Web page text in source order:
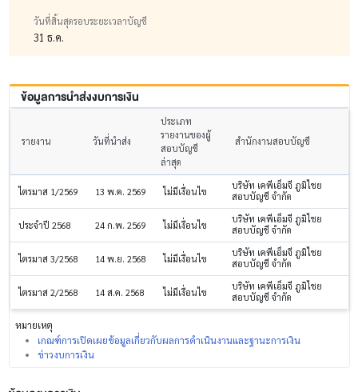
วันที่สิ้นสุดรอบระยะเวลาบัญชี
31 ธ.ค.
ข้อมูลการนำส่งงบการเงิน
รายงาน วันที่นำส่ง
ประเภท
รายงานของผู้
สอบบัญชี
ล่าสุด
สำนักงานสอบบัญชี
ไตรมาส 1/2569 13 พ.ค. 2569 ไม่มีเงื่อนไข
บริษัท เคพีเอ็มจี ภูมิไชย
สอบบัญชี จำกัด
ประจำปี 2568 24 ก.พ. 2569 ไม่มีเงื่อนไข
บริษัท เคพีเอ็มจี ภูมิไชย
สอบบัญชี จำกัด
ไตรมาส 3/2568 14 พ.ย. 2568 ไม่มีเงื่อนไข
บริษัท เคพีเอ็มจี ภูมิไชย
สอบบัญชี จำกัด
ไตรมาส 2/2568 14 ส.ค. 2568 ไม่มีเงื่อนไข
บริษัท เคพีเอ็มจี ภูมิไชย
สอบบัญชี จำกัด
หมายเหตุ
เกณฑ์การเปิดเผยข้อมูลเกี่ยวกับผลการดำเนินงานและฐานะการเงิน
ข่าวงบการเงิน